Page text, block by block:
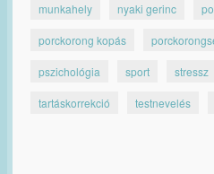
munkahely nyaki gerinc
porckorong kopás
pszichológia sport stressz
tartáskorrekció testnevelés